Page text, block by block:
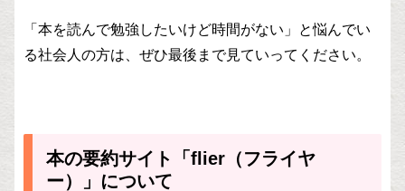
「本を読んで勉強したいけど時間がない」と悩んでい
る社会人の方は、ぜひ最後まで見ていってください。
本の要約サイト「flier（フライヤ
ー）」について